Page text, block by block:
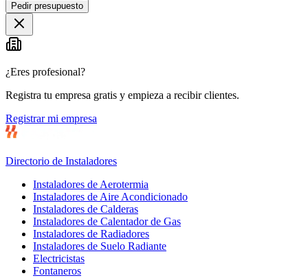
Pedir presupuesto
¿Eres profesional?
Registra tu empresa gratis y empieza a recibir clientes.
Registrar mi empresa
Directorio de Instaladores
Instaladores de Aerotermia
Instaladores de Aire Acondicionado
Instaladores de Calderas
Instaladores de Calentador de Gas
Instaladores de Radiadores
Instaladores de Suelo Radiante
Electricistas
Fontaneros